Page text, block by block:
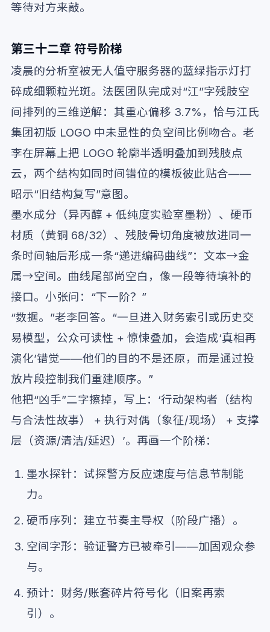
等待对方来敲。
第三十二章 符号阶梯
凌晨的分析室被无人值守服务器的蓝绿指示灯打
碎成细颗粒光斑。法医团队完成对“江”字残肢空
间排列的三维逆解：其重心偏移 3.7%，恰与江氏
集团初版 LOGO 中未显性的负空间比例吻合。老
李在屏幕上把 LOGO 轮廓半透明叠加到残肢点
云，两个结构如同时间错位的模板彼此贴合——
昭示“旧结构复写”意图。
墨水成分（异丙醇 + 低纯度实验室墨粉）、硬币
材质（黄铜 68/32）、残肢骨切角度被放进同一
条时间轴后形成一条“递进编码曲线”：文本→金
属→空间。曲线尾部尚空白，像一段等待填补的
接口。小张问：“下一阶？”
“数据。”老李回答。“一旦进入财务索引或历史交
易模型，公众可读性 + 惊悚叠加，会造成‘真相再
演化’错觉——他们的目的不是还原，而是通过投
放片段控制我们重建顺序。”
他把“凶手”二字擦掉，写上：‘行动架构者（结构
与合法性故事） + 执行对偶（象征/现场） + 支撑
层（资源/清洁/延迟）’。再画一个阶梯：
墨水探针：试探警方反应速度与信息节制能
力。
硬币序列：建立节奏主导权（阶段广播）。
空间字形：验证警方已被牵引——加固观众参
与。
预计：财务/账套碎片符号化（旧案再索
引）。